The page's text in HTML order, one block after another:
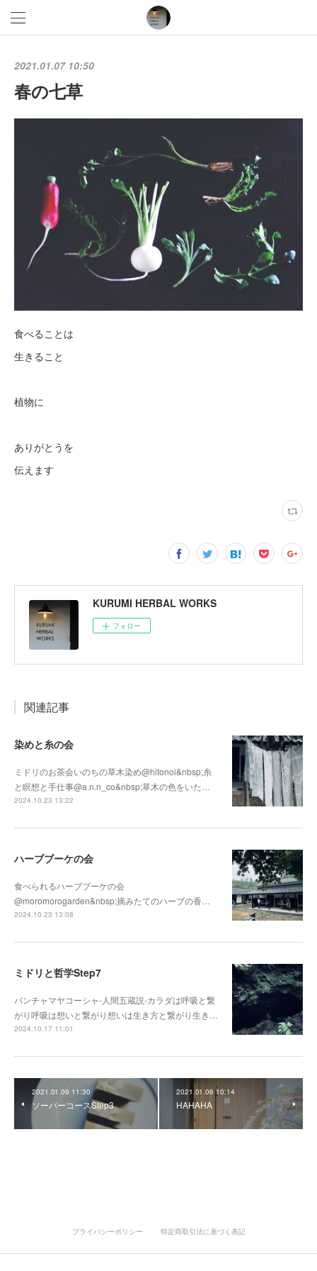
2021.01.07 10:50
春の七草
食べることは
生きること
植物に
ありがとうを
伝えます
KURUMI HERBAL WORKS
フォロー
関連記事
染めと糸の会
ミドリのお茶会いのちの草木染め@hitonoi&nbsp;糸
と瞑想と手仕事@a.n.n_co&nbsp;草木の色をいた…
2024.10.23 13:22
ハーブブーケの会
食べられるハーブブーケの会
@moromorogarden&nbsp;摘みたてのハーブの香…
2024.10.23 13:08
ミドリと哲学Step7
パンチャマヤコーシャ-人間五蔵説-カラダは呼吸と繋
がり呼吸は想いと繋がり想いは生き方と繋がり生き…
2024.10.17 11:01
2021.01.09 11:30
ソーパーコースStep3
2021.01.06 10:14
HAHAHA
プライバシーポリシー 特定商取引法に基づく表記